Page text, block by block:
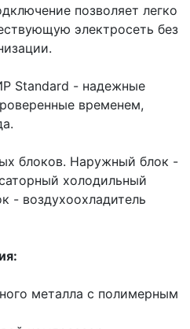
позволяет легко
электросеть без
Standard - надежные
временем,
блоков. Наружный блок -
холодильный
- воздухоохладитель
металла с полимерным